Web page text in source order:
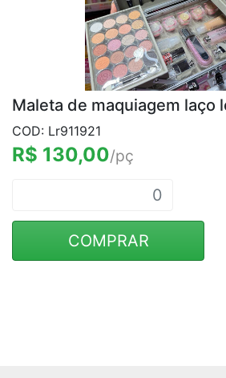
Maleta de maquiagem laço
COD: Lr911921
R$ 130,00/pç
COMPRAR